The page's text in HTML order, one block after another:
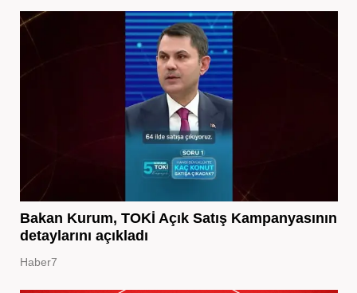
Bakan Kurum, TOKİ Açık Satış Kampanyasının
detaylarını açıkladı
Haber7